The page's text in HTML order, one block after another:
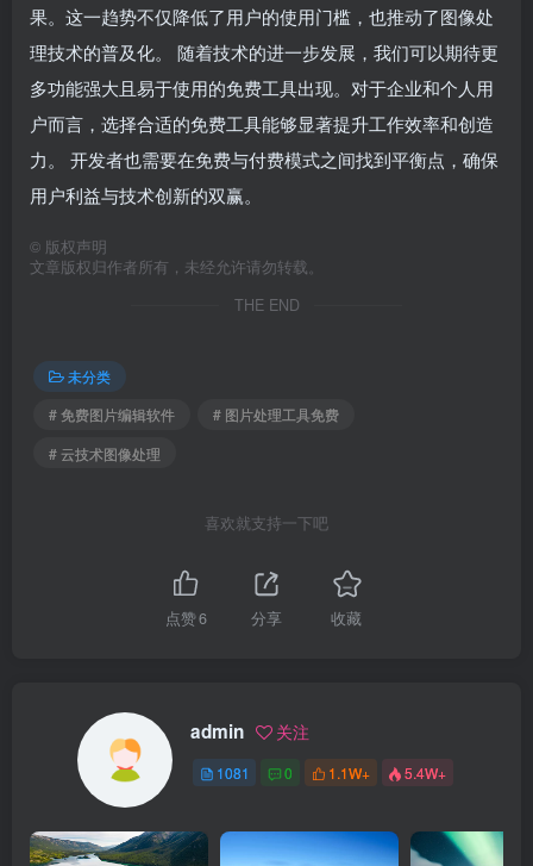
果。这一趋势不仅降低了用户的使用门槛，也推动了图像处
理技术的普及化。 随着技术的进一步发展，我们可以期待更
多功能强大且易于使用的免费工具出现。对于企业和个人用
户而言，选择合适的免费工具能够显著提升工作效率和创造
力。 开发者也需要在免费与付费模式之间找到平衡点，确保
用户利益与技术创新的双赢。
© 版权声明
文章版权归作者所有，未经允许请勿转载。
THE END
未分类
# 免费图片编辑软件
# 图片处理工具免费
# 云技术图像处理
喜欢就支持一下吧
点赞6 分享 收藏
admin 关注
1081 0 1.1W+ 5.4W+